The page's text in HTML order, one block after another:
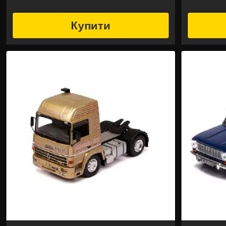
Купити